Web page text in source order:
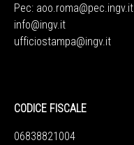
Pec: aoo.roma@pec.ingv.it
info@ingv.it
ufficiostampa@ingv.it
CODICE FISCALE
06838821004